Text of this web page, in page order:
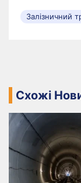
Залізничний
Схожі